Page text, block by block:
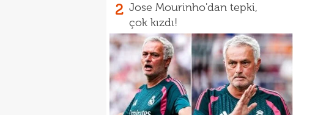
2 Jose Mourinho'dan tepki,
çok kızdı!